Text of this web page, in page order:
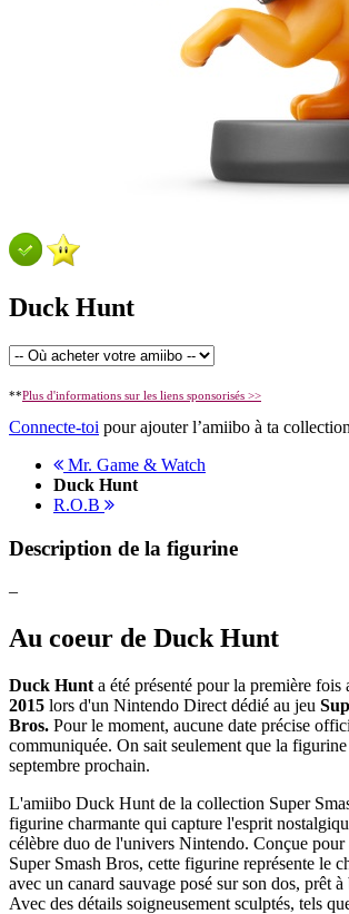
Duck Hunt
**Plus d'informations sur les liens sponsorisés >>
Connecte-toi pour ajouter l’amiibo à ta
Mr. Game & Watch
Duck Hunt
R.O.B
Description de la figurine
–
Au coeur de Duck Hunt
Duck Hunt a été présenté pour la première fois
2015 lors d'un Nintendo Direct dédié au jeu
Bros. Pour le moment, aucune date précise
communiquée. On sait seulement que la
septembre prochain.
L'amiibo Duck Hunt de la collection Super
figurine charmante qui capture l'esprit
célèbre duo de l'univers Nintendo. Conçue pour
Super Smash Bros, cette figurine représente le
avec un canard sauvage posé sur son dos, prêt
Avec des détails soigneusement sculptés, tels